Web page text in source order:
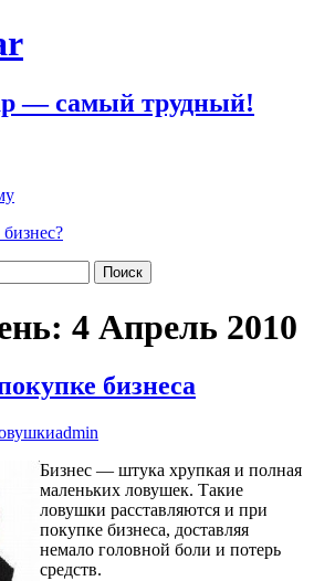
— самый трудный!
4 Апрель 2010
бизнеса
admin
Бизнес — штука хрупкая и полная
маленьких ловушек. Такие
ловушки расставляются и при
покупке бизнеса, доставляя
немало головной боли и потерь
средств.